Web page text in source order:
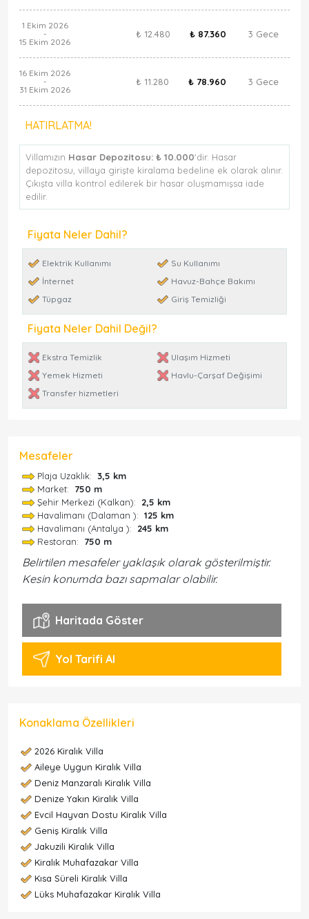
1 Ekim 2026
-
15 Ekim 2026
₺ 12.480 ₺ 87.360 3 Gece
16 Ekim 2026
-
31 Ekim 2026
₺ 11.280 ₺ 78.960 3 Gece
HATIRLATMA!
Villamızın Hasar Depozitosu: ₺ 10.000'dir. Hasar
depozitosu, villaya girişte kiralama bedeline ek olarak alınır.
Çıkışta villa kontrol edilerek bir hasar oluşmamışsa iade
edilir.
Fiyata Neler Dahil?
Elektrik Kullanımı
Su Kullanımı
İnternet
Havuz-Bahçe Bakımı
Tüpgaz
Giriş Temizliği
Fiyata Neler Dahil Değil?
Ekstra Temizlik
Ulaşım Hizmeti
Yemek Hizmeti
Havlu-Çarşaf Değişimi
Transfer hizmetleri
Mesafeler
Plaja Uzaklık: 3,5 km
Market: 750 m
Şehir Merkezi (Kalkan): 2,5 km
Havalimanı (Dalaman ): 125 km
Havalimanı (Antalya ): 245 km
Restoran: 750 m
Belirtilen mesafeler yaklaşık olarak gösterilmiştir.
Kesin konumda bazı sapmalar olabilir.
Haritada Göster
Yol Tarifi Al
Konaklama Özellikleri
2026 Kiralık Villa
Aileye Uygun Kiralık Villa
Deniz Manzaralı Kiralık Villa
Denize Yakın Kiralık Villa
Evcil Hayvan Dostu Kiralık Villa
Geniş Kiralık Villa
Jakuzili Kiralık Villa
Kiralık Muhafazakar Villa
Kısa Süreli Kiralık Villa
Lüks Muhafazakar Kiralık Villa